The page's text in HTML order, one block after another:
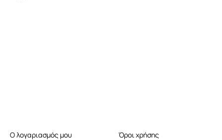
Ο λογαριασμός μου Όροι χρήσης